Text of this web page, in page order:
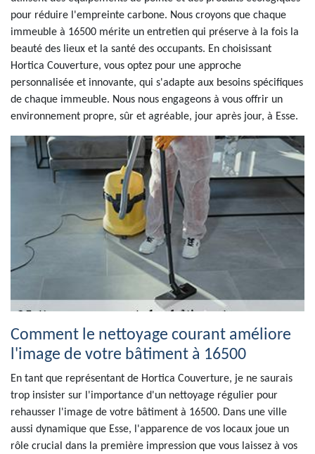
pour réduire l'empreinte carbone. Nous croyons que chaque
immeuble à 16500 mérite un entretien qui préserve à la fois la
beauté des lieux et la santé des occupants. En choisissant
Hortica Couverture, vous optez pour une approche
personnalisée et innovante, qui s'adapte aux besoins spécifiques
de chaque immeuble. Nous nous engageons à vous offrir un
environnement propre, sûr et agréable, jour après jour, à Esse.
Comment le nettoyage courant améliore
l'image de votre bâtiment à 16500
En tant que représentant de Hortica Couverture, je ne saurais
trop insister sur l'importance d'un nettoyage régulier pour
rehausser l'image de votre bâtiment à 16500. Dans une ville
aussi dynamique que Esse, l'apparence de vos locaux joue un
rôle crucial dans la première impression que vous laissez à vos